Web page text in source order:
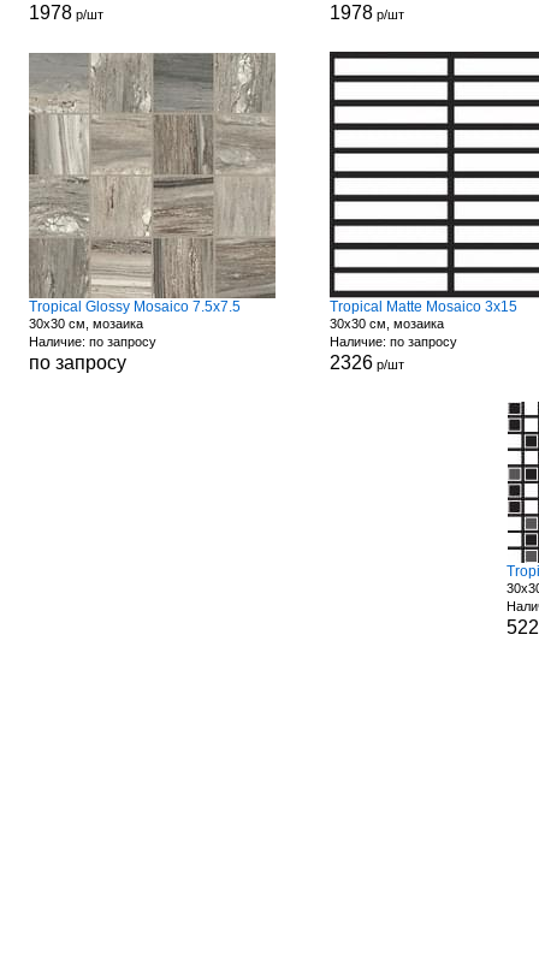
1978 р/шт 1978 р/шт
Tropical Glossy Mosaico 7.5x7.5
30x30 см, мозаика
Наличие: по запросу
по запросу
Tropical Matte Mosaico 3x15
30x30 см, мозаика
Наличие: по запросу
2326 р/шт